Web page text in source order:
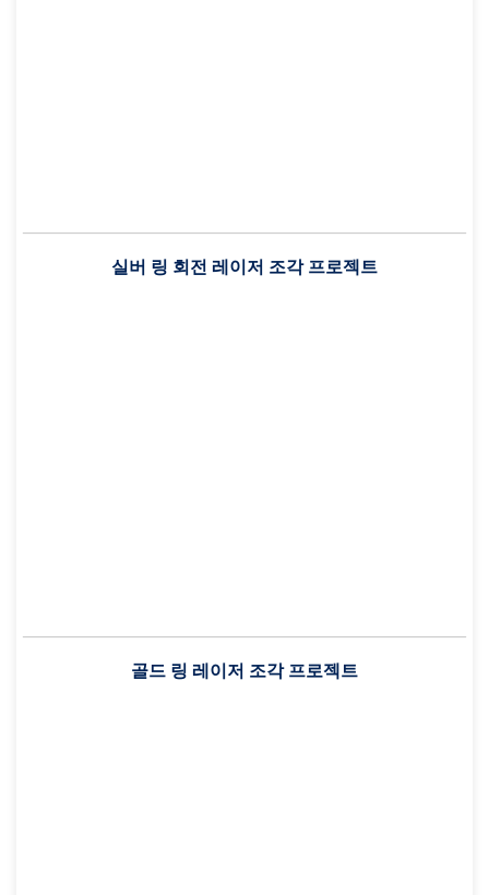
실버 링 회전 레이저 조각 프로젝트
골드 링 레이저 조각 프로젝트